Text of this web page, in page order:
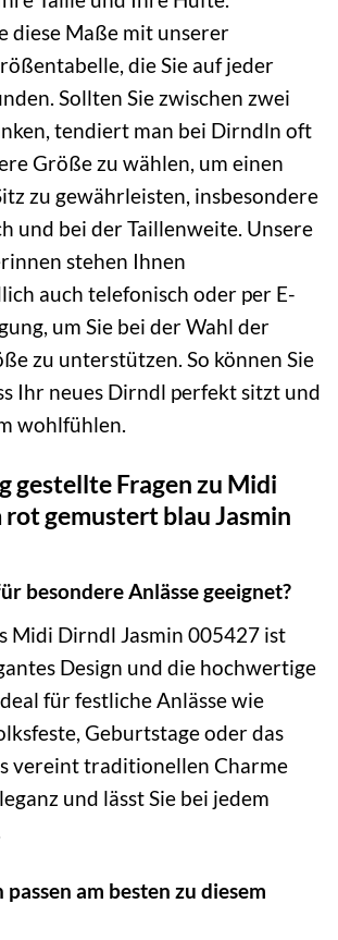
diese Maße mit unserer
die Sie auf jeder
Sollten Sie zwischen zwei
tendiert man bei Dirndln oft
Größe zu wählen, um einen
zu gewährleisten, insbesondere
und bei der Taillenweite. Unsere
stehen Ihnen
auch telefonisch oder per E-
um Sie bei der Wahl der
zu unterstützen. So können Sie
Ihr neues Dirndl perfekt sitzt und
wohlfühlen.
gestellte Fragen zu Midi
gemustert blau Jasmin
besondere Anlässe geeignet?
Midi Dirndl Jasmin 005427 ist
Design und die hochwertige
für festliche Anlässe wie
Geburtstage oder das
vereint traditionellen Charme
und lässt Sie bei jedem
am besten zu diesem